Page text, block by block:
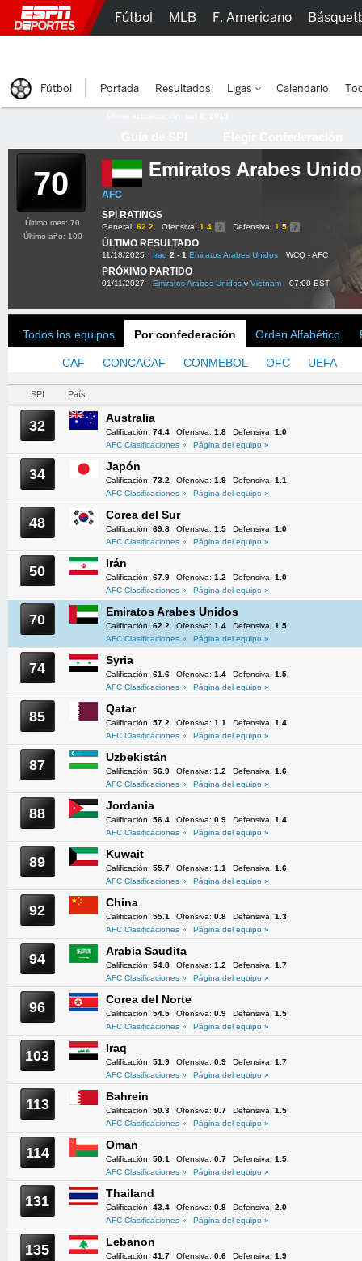
70 Emiratos Arabes
AFC
SPI RATINGS
General: 62.2 Ofensiva: 1.4 Defensiva: 1.5
ÚLTIMO RESULTADO
11/18/2025 Iraq 2 - 1 Emiratos Arabes Unidos WCQ - AFC
PRÓXIMO PARTIDO
01/11/2027 Emiratos Arabes Unidos v Vietnam 07:00 EST
Último mes: 70
Último año: 100
Todos los equipos Por confederación Orden Alfabético
CAF CONCACAF CONMEBOL OFC UEFA
SPI País
32 Australia
Calificación: 74.4 Ofensiva: 1.8 Defensiva: 1.0
AFC Clasificaciones »
Página del equipo »
34 Japón
Calificación: 73.2 Ofensiva: 1.9 Defensiva: 1.1
AFC Clasificaciones »
Página del equipo »
48 Corea del Sur
Calificación: 69.8 Ofensiva: 1.5 Defensiva: 1.0
AFC Clasificaciones »
Página del equipo »
50 Irán
Calificación: 67.9 Ofensiva: 1.2 Defensiva: 1.0
AFC Clasificaciones »
Página del equipo »
70 Emiratos Arabes Unidos
Calificación: 62.2 Ofensiva: 1.4 Defensiva: 1.5
AFC Clasificaciones »
Página del equipo »
74 Syria
Calificación: 61.6 Ofensiva: 1.4 Defensiva: 1.5
AFC Clasificaciones »
Página del equipo »
85 Qatar
Calificación: 57.2 Ofensiva: 1.1 Defensiva: 1.4
AFC Clasificaciones »
Página del equipo »
87 Uzbekistán
Calificación: 56.9 Ofensiva: 1.2 Defensiva: 1.6
AFC Clasificaciones »
Página del equipo »
88 Jordania
Calificación: 56.4 Ofensiva: 0.9 Defensiva: 1.4
AFC Clasificaciones »
Página del equipo »
89 Kuwait
Calificación: 55.7 Ofensiva: 1.1 Defensiva: 1.6
AFC Clasificaciones »
Página del equipo »
92 China
Calificación: 55.1 Ofensiva: 0.8 Defensiva: 1.3
AFC Clasificaciones »
Página del equipo »
94 Arabia Saudita
Calificación: 54.8 Ofensiva: 1.2 Defensiva: 1.7
AFC Clasificaciones »
Página del equipo »
96 Corea del Norte
Calificación: 54.5 Ofensiva: 0.9 Defensiva: 1.5
AFC Clasificaciones »
Página del equipo »
103 Iraq
Calificación: 51.9 Ofensiva: 0.9 Defensiva: 1.7
AFC Clasificaciones »
Página del equipo »
113 Bahrein
Calificación: 50.3 Ofensiva: 0.7 Defensiva: 1.5
AFC Clasificaciones »
Página del equipo »
114 Oman
Calificación: 50.1 Ofensiva: 0.7 Defensiva: 1.5
AFC Clasificaciones »
Página del equipo »
131 Thailand
Calificación: 43.4 Ofensiva: 0.8 Defensiva: 2.0
AFC Clasificaciones »
Página del equipo »
135 Lebanon
Calificación: 41.7 Ofensiva: 0.6 Defensiva: 1.9
Fútbol MLB F. Americano
Fútbol Portada Resultados Ligas Calendario